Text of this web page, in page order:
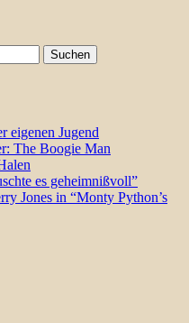
eigenen Jugend
The Boogie Man
es geheimnißvoll”
Jones in “Monty Python’s